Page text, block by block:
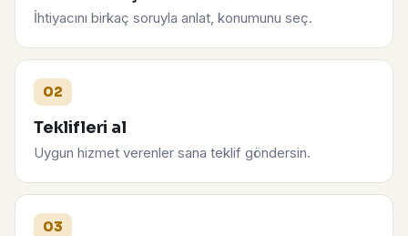
İhtiyacını birkaç soruyla anlat, konumunu seç.
02
Teklifleri al
Uygun hizmet verenler sana teklif göndersin.
03